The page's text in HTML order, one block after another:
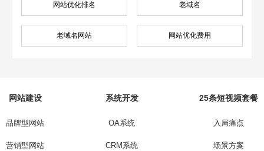
网站优化排名 老域名
老域名网站 网站优化费用
网站建设
品牌型网站
营销型网站
系统开发
OA系统
CRM系统
25条短视频套餐
入局痛点
场景方案